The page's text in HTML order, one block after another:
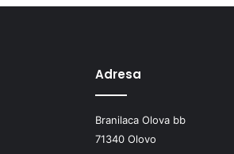
Adresa
Branilaca Olova bb
71340 Olovo